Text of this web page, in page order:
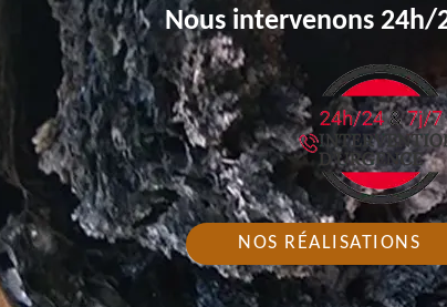
Nous intervenons 24h/
NOS RÉALISATIONS